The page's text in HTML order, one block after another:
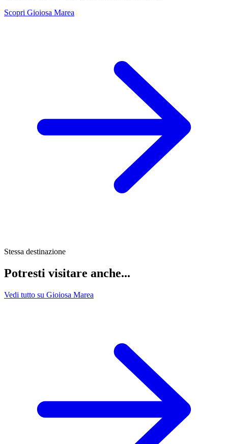
Scopri Gioiosa Marea
Stessa destinazione
Potresti visitare anche...
Vedi tutto su Gioiosa Marea